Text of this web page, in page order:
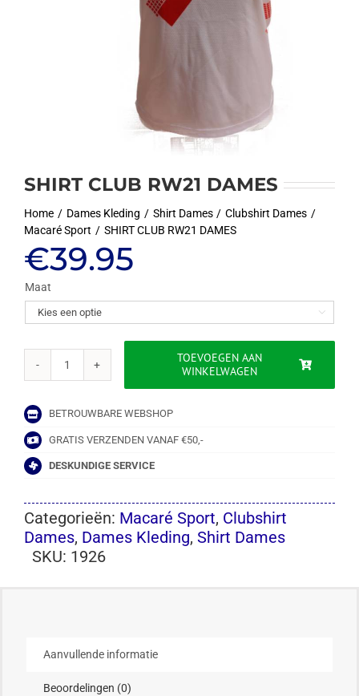
SHIRT CLUB RW21 DAMES
Home Dames Kleding Shirt Dames
Clubshirt Dames
Macaré Sport
SHIRT CLUB RW21 DAMES
€39.95
Maat

SHIRT
aantal
TOEVOEGEN AAN
WINKELWAGEN
BETROUWBARE WEBSHOP
GRATIS VERZENDEN VANAF €50,-
DESKUNDIGE SERVICE
Categorieën: Macaré Sport, Clubshirt
Dames, Dames Kleding, Shirt Dames
SKU: 1926
Aanvullende informatie
Beoordelingen (0)